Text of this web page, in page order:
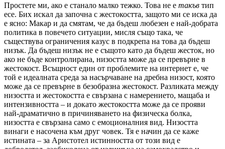
Простете ми, ако е станало малко тежко. Това не е такъв тип
есе. Бих искал да започна с жестокостта, защото ми се иска да
е ясно: Макар и да смятам, че да бъдеш любезен е най-добрата
политика в повечето ситуации, мисля също така, че
съществува ограничения казус в подкрепа на това да бъдеш
низък. Да бъдеш низък не е същото като да бъдеш жесток, но
ако не бъде контролирана, низостта може да се превърне в
жестокост. Всъщност един от проблемите на интернет е, че
той е идеалната среда за насърчаване на дребна низост, която
може да се превърне в безобразна жестокост. Разликата между
низостта и жестокостта е свързана с намерението, мащаба и
интензивността – и докато жестокостта може да се прояви
най-драматично в причиняването на физическа болка,
низостта е свързана само с емоционалния вид. Низостта
винаги е насочена към друг човек. Тя е начин да се каже
истината – за Аристотел истинността от този вид е